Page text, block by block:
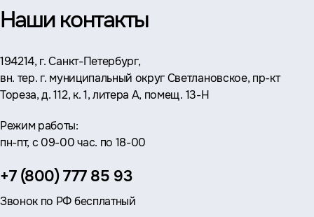
Наши контакты
Адрес:
194214, г. Санкт-Петербург,
вн. тер. г. муниципальный округ Светлановское, пр-кт
Тореза, д. 112, к. 1, литера А, помещ. 13-Н
Режим работы:
пн-пт, с 09-00 час. по 18-00
Телефон:
+7 (800) 777 85 93
Звонок по РФ бесплатный